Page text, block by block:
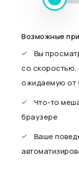
Возможные
Вы
со
ожидаемую от
Что-то
браузере
Ваше